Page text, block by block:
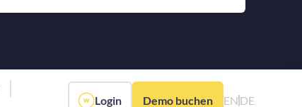
Login Demo buchen EN DE